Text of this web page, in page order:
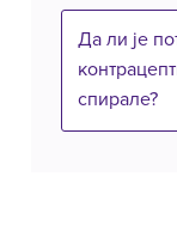
Да ли је
спирале?